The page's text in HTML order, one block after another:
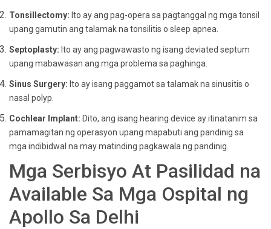
Tonsillectomy: Ito ay ang pag-opera sa pagtanggal ng mga tonsil
upang gamutin ang talamak na tonsilitis o sleep apnea.
Septoplasty: Ito ay ang pagwawasto ng isang deviated septum
upang mabawasan ang mga problema sa paghinga.
Sinus Surgery: Ito ay isang paggamot sa talamak na sinusitis o
nasal polyp.
Cochlear Implant: Dito, ang isang hearing device ay itinatanim sa
pamamagitan ng operasyon upang mapabuti ang pandinig sa
mga indibidwal na may matinding pagkawala ng pandinig.
Mga Serbisyo At Pasilidad na
Available Sa Mga Ospital ng
Apollo Sa Delhi